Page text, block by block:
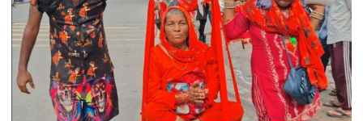
‘अपने
मोहल्ले
की
मस्जिद
में
पढ़ें
जुमे